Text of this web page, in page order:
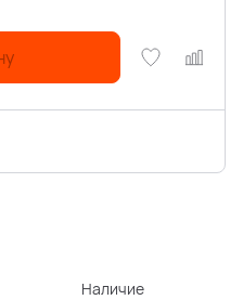
Наличие